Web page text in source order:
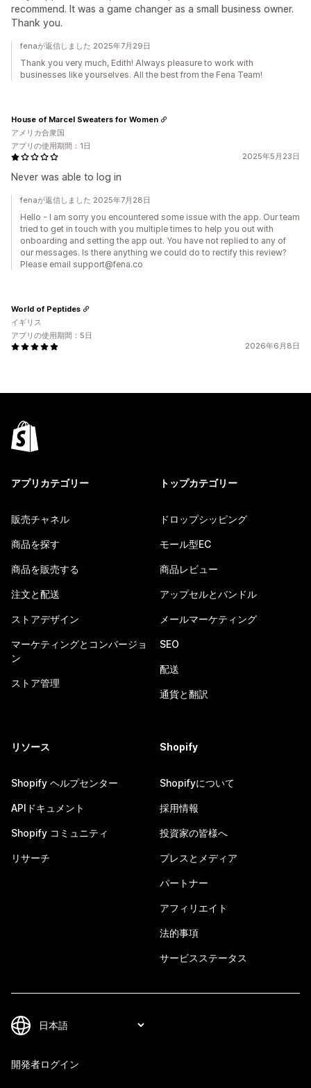
recommend. It was a game changer as a small business owner.
Thank you.
fenaが返信しました 2025年7月29日
Thank you very much, Edith! Always pleasure to work with
businesses like yourselves. All the best from the Fena Team!
2025年5月23日
Never was able to log in
House of Marcel Sweaters for Women
アメリカ合衆国
アプリの使用期間：1日
fenaが返信しました 2025年7月28日
Hello - I am sorry you encountered some issue with the app. Our team
tried to get in touch with you multiple times to help you out with
onboarding and setting the app out. You have not replied to any of
our messages. Is there anything we could do to rectify this review?
Please email support@fena.co
2026年6月8日
World of Peptides
イギリス
アプリの使用期間：5日
アプリカテゴリー
販売チャネル
商品を探す
商品を販売する
注文と配送
ストアデザイン
マーケティングとコンバージョ
ン
ストア管理
トップカテゴリー
ドロップシッピング
モール型EC
商品レビュー
アップセルとバンドル
メールマーケティング
SEO
配送
通貨と翻訳
リソース
Shopify ヘルプセンター
APIドキュメント
Shopify コミュニティ
リサーチ
Shopify
Shopifyについて
採用情報
投資家の皆様へ
プレスとメディア
パートナー
アフィリエイト
法的事項
サービスステータス
開発者ログイン